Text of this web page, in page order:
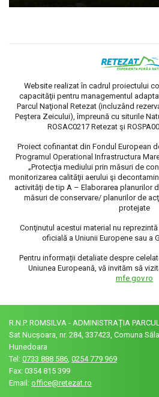
Website realizat în cadrul proiectului
capacităţii pentru managementul
Parcul Naţional Retezat (incluzând
Peştera Zeicului), împreună cu siturile
ROSAC0217 Retezat şi
Proiect cofinantat din Fondul European
Programul Operational Infrastructura
„Protecţia mediului prin măsuri de
monitorizarea calităţii aerului şi
activități de tip A – Elaborarea planurilor
măsuri de conservare/ planurilor de
protejate
Conţinutul acestui material nu
oficială a Uniunii Europene sau a
Pentru informații detaliate despre
Uniunea Europeană, vă invităm să
mfe.gov.ro
R.N.P. ROMSILVA - ADMINISTRAȚIA
Sat Nucșoara, nr. 284, 337423, Comuna
Hunedoara
Tel: 0733 888 586 0254 779 969
Fax: 0354 815 399
Email: office@retezat.ro